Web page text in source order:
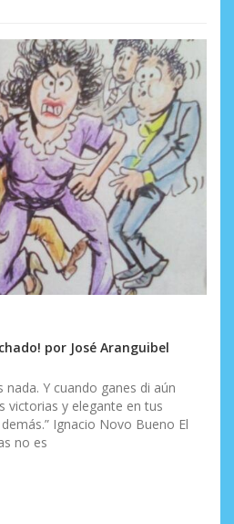
por José Aranguibel
nada. Y cuando ganes di aún
victorias y elegante en tus
Ignacio Novo Bueno El
no es